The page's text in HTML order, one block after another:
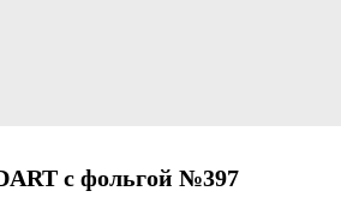
с фольгой №397